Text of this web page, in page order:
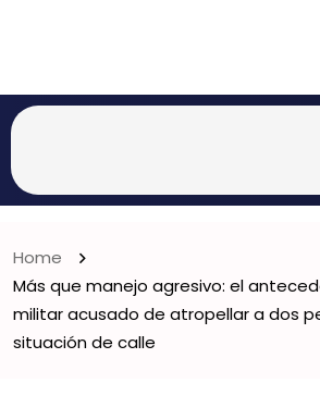
Home
Más que manejo agresivo: el
militar acusado de atropellar a dos
situación de calle